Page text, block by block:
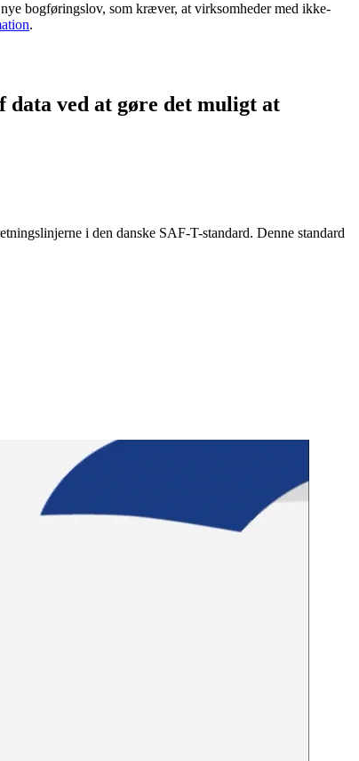
bogføringslov, som kræver, at virksomheder med ikke-
.
data ved at gøre det muligt at
i den danske SAF-T-standard. Denne standard